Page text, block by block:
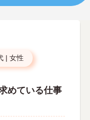
| 女性
めている仕事